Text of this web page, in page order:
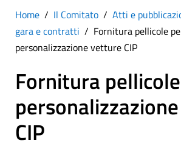
Home Il Comitato Atti e
gara e contratti
Fornitura pellicole
personalizzazione vetture CIP
Fornitura
CIP